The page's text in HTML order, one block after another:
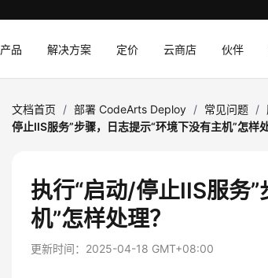
产品 解决方案 定价 云商店 伙伴
文档首页 / 部署 CodeArts Deploy / 常见问题 /
停止IIS服务”步骤，日志提示“环境下没有主机”怎样
执行“启动/停止IIS服务
机”怎样处理？
更新时间： 2025-04-18 GMT+08:00